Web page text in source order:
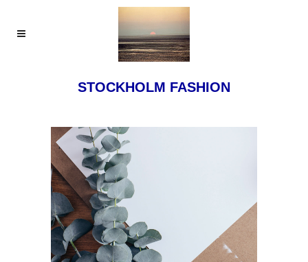
STOCKHOLM FASHION